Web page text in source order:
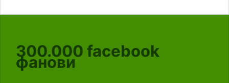
300.000 facebook
фанови